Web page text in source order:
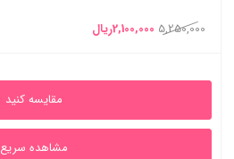
5,250,000 قیمت
5,250,000ریال
2,100,000ریال
2,100,000ریال
مقایسه کنید
مشاهده سریع